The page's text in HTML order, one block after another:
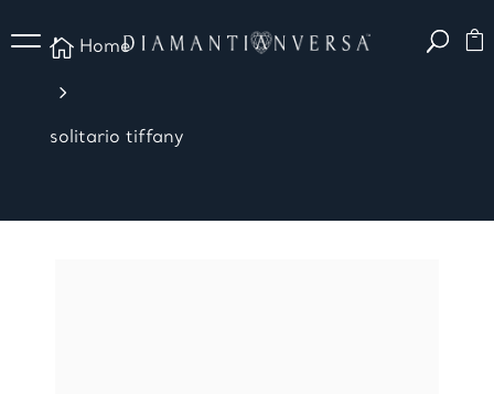
 Home
5
solitario tiffany